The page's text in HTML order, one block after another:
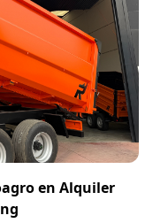
en Alquiler